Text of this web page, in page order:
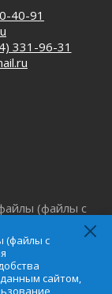
40-91
331-96-31
(файлы с
удобства
данным
на
с
(файлы с
сайтом,